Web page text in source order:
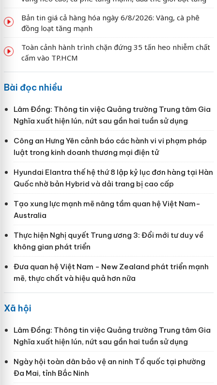
Bản tin giá cả hàng hóa ngày 6/8/2026: Vàng, cà phê
đồng loạt tăng mạnh
Toàn cảnh hành trình chặn đứng 35 tấn heo nhiễm chất
cấm vào TP.HCM
Bài đọc nhiều
Lâm Đồng: Thông tin việc Quảng trường Trung tâm Gia
Nghĩa xuất hiện lún, nứt sau gần hai tuần sử dụng
Công an Hưng Yên cảnh báo các hành vi vi phạm pháp
luật trong kinh doanh thương mại điện tử
Hyundai Elantra thế hệ thứ 8 lập kỷ lục đơn hàng tại Hàn
Quốc nhờ bản Hybrid và dải trang bị cao cấp
Tạo xung lực mạnh mẽ nâng tầm quan hệ Việt Nam-
Australia
Thực hiện Nghị quyết Trung ương 3: Đổi mới tư duy về
không gian phát triển
Đưa quan hệ Việt Nam - New Zealand phát triển mạnh
mẽ, thực chất và hiệu quả hơn nữa
Xã hội
Lâm Đồng: Thông tin việc Quảng trường Trung tâm Gia
Nghĩa xuất hiện lún, nứt sau gần hai tuần sử dụng
Ngày hội toàn dân bảo vệ an ninh Tổ quốc tại phường
Đa Mai, tỉnh Bắc Ninh